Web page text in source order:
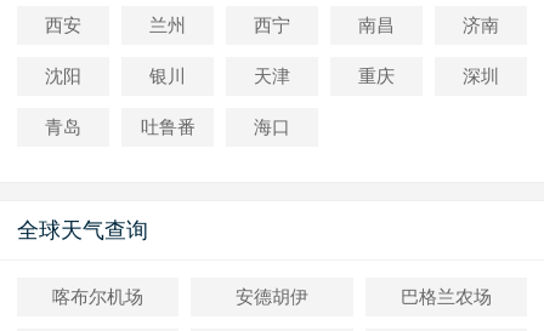
西安 兰州 西宁 南昌 济南
沈阳 银川 天津 重庆 深圳
青岛 吐鲁番 海口
全球天气查询
喀布尔机场 安德胡伊 巴格兰农场